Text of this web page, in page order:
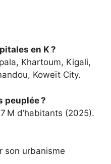
en K ?
Khartoum, Kigali,
Koweït City.
peuplée ?
M d’habitants (2025).
son urbanisme